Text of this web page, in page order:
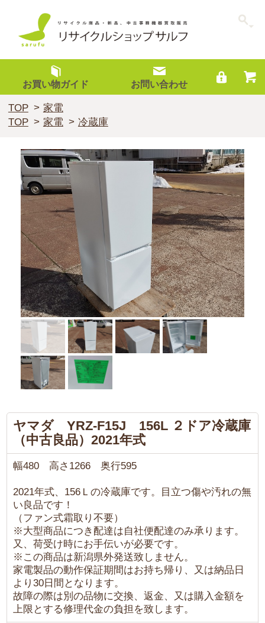
お買い物ガイド お問い合わせ
TOP
家電
TOP
家電 冷蔵庫
ヤマダ YRZ-F15J 156L ２ドア冷蔵庫
（中古良品）2021年式
幅480 高さ1266 奥行595
2021年式、156Ｌの冷蔵庫です。目立つ傷や汚れの無
い良品です！
（ファン式霜取り不要）
※大型商品につき配達は自社便配達のみ承ります。
又、荷受け時にお手伝いが必要です。
※この商品は新潟県外発送致しません。
家電製品の動作保証期間はお持ち帰り、又は納品日
より30日間となります。
故障の際は別の品物に交換、返金、又は購入金額を
上限とする修理代金の負担を致します。